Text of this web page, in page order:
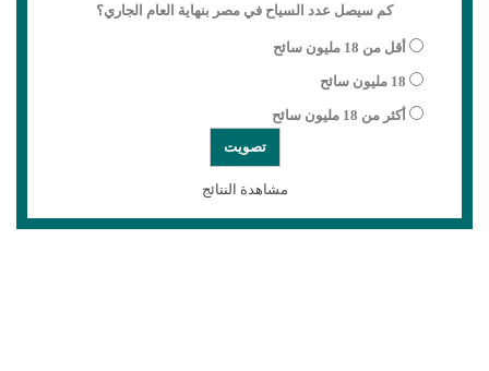
كم سيصل عدد السياح في مصر بنهاية العام الجاري؟
أقل من 18 مليون سائح
18 مليون سائح
أكثر من 18 مليون سائح
مشاهدة النتائج